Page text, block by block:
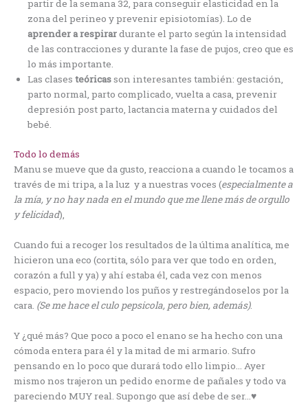
partir de la semana 32, para conseguir elasticidad en la
zona del perineo y prevenir episiotomías). Lo de
aprender a respirardurante el parto según la intensidad
de las contracciones y durante la fase de pujos, creo que es
lo más importante.
Las clases teóricasson interesantes también: gestación,
parto normal, parto complicado, vuelta a casa, prevenir
depresión post parto, lactancia materna y cuidados del
bebé.
Todo lo demás
Manu se mueve que da gusto, reacciona a cuando le tocamos a
través de mi tripa, a la luz y a nuestras voces (especialmente a
la mía, y no hay nada en el mundo que me llene más de orgullo
y felicidad),
Cuando fui a recoger los resultados de la última analítica, me
hicieron una eco (cortita, sólo para ver que todo en orden,
corazón a full y ya) y ahí estaba él, cada vez con menos
espacio, pero moviendo los puños y restregándoselos por la
cara. (Se me hace el culo pepsicola, pero bien, además).
Y ¿qué más? Que poco a poco el enano se ha hecho con una
cómoda entera para él y la mitad de mi armario. Sufro
pensando en lo poco que durará todo ello limpio… Ayer
mismo nos trajeron un pedido enorme de pañales y todo va
pareciendo MUY real. Supongo que así debe de ser…♥